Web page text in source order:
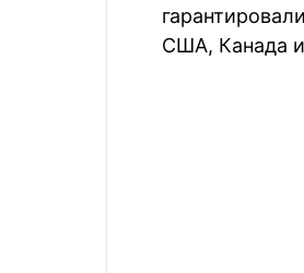
США, Канада